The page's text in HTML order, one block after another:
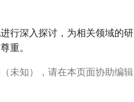
行深入探讨，为相关领域的研
重。
未知），请在本页面协助编辑